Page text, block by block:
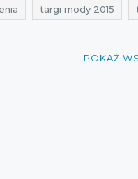
targi mody 2015
POKAŻ